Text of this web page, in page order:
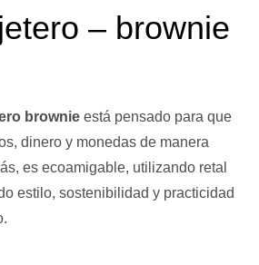
– brownie
brownie está pensado para que
dinero y monedas de manera
es ecoamigable, utilizando retal
estilo, sostenibilidad y practicidad